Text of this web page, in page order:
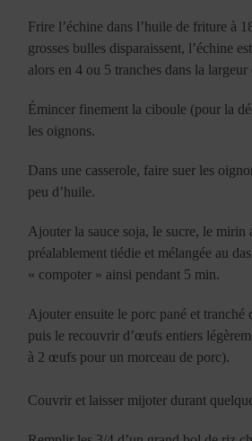
Frire l’échine dans l’huile de friture à
grosses bulles disparaissent, l’échine
alors en 4 ou 5 tranches dans la largeur
Émincer finement la ciboule (pour la
les oignons.
Dans une casserole, faire suer les
peu d’huile.
Ajouter la sauce soja, le sucre, le mirin
préalablement tiédie et mélangée au
« compoter » ainsi pendant 5 min.
Ajouter ensuite le porc pané et tranché
puis le recouvrir d’œufs entiers
à 2 œufs pour un morceau de porc).
Couvrir et laisser mijoter durant